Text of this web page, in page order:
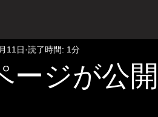
ージが公
11日 読了時間: 1分